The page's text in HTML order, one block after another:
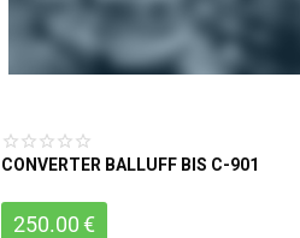
CONVERTER BALLUFF BIS C-901
250.00€